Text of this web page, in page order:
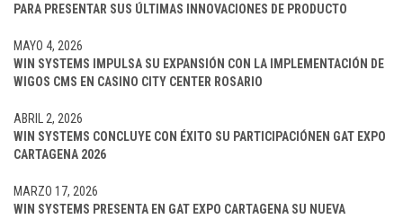
PARA PRESENTAR SUS ÚLTIMAS INNOVACIONES DE PRODUCTO
WIN SYSTEMS IMPULSA SU EXPANSIÓN CON LA IMPLEMENTACIÓN DE
WIGOS CMS EN CASINO CITY CENTER ROSARIO
MAYO 4, 2026
WIN SYSTEMS CONCLUYE CON ÉXITO SU PARTICIPACIÓNEN GAT EXPO
CARTAGENA 2026
ABRIL 2, 2026
WIN SYSTEMS PRESENTA EN GAT EXPO CARTAGENA SU NUEVA
MARZO 17, 2026